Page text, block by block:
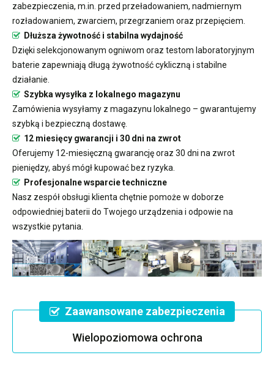
zabezpieczenia, m.in. przed przeładowaniem, nadmiernym
rozładowaniem, zwarciem, przegrzaniem oraz przepięciem.
Dłuższa żywotność i stabilna wydajność
Dzięki selekcjonowanym ogniwom oraz testom laboratoryjnym
baterie zapewniają długą żywotność cykliczną i stabilne
działanie.
Szybka wysyłka z lokalnego magazynu
Zamówienia wysyłamy z magazynu lokalnego – gwarantujemy
szybką i bezpieczną dostawę.
12 miesięcy gwarancji i 30 dni na zwrot
Oferujemy 12-miesięczną gwarancję oraz 30 dni na zwrot
pieniędzy, abyś mógł kupować bez ryzyka.
Profesjonalne wsparcie techniczne
Nasz zespół obsługi klienta chętnie pomoże w doborze
odpowiedniej baterii do Twojego urządzenia i odpowie na
wszystkie pytania.
Zaawansowane zabezpieczenia
Wielopoziomowa ochrona